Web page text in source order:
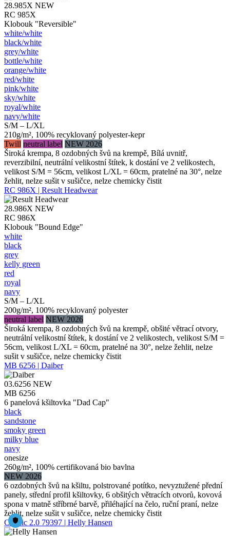
28.985X NEW
RC 985X
Klobouk "Reversible"
white/​white
black/​white
grey/​white
bottle/​white
orange/​white
red/​white
pink/​white
sky/​white
royal/​white
navy/​white
S/M – L/XL
210g/m², 100% recyklovaný polyester-kepr
Twill neutral label NEW 2026
Široká krempa, 8 ozdobných švů na krempě, Bílá uvnitř,
reverzibilní, neutrální velikostní štítek, k dostání ve 2 velikostech,
velikost S/M = 56cm, velikost L/XL = 60cm, pratelné na 30°, nelze
žehlit, nelze sušit v sušičce, nelze chemicky čistit
RC 986X | Result Headwear
28.986X NEW
RC 986X
Klobouk "Bound Edge"
white
black
grey
kelly green
red
royal
navy
S/M – L/XL
200g/m², 100% recyklovaný polyester
neutral label NEW 2026
Široká krempa, 8 ozdobných švů na krempě, obšité větrací otvory,
neutrální velikostní štítek, k dostání ve 2 velikostech, velikost S/M =
56cm, velikost L/XL = 60cm, pratelné na 30°, nelze žehlit, nelze
sušit v sušičce, nelze chemicky čistit
MB 6256 | Daiber
03.6256 NEW
MB 6256
6 panelová kšiltovka "Dad Cap"
black
sandstone
smoky green
milky blue
navy
onesize
260g/m², 100% certifikovaná bio bavlna
NEW 2026
6 ozdobných švů na kšiltu, polstrované potítko, nevyztužené přední
panely, střední profil kšiltovky, 6 obšitých větracích otvorů, kovová
spona v matně stříbrné barvě, přiléhající na čelo, ruční praní, nelze
žehlit, nelze sušit v sušičce, nelze chemicky čistit
Classic 2.0 79397 | Helly Hansen